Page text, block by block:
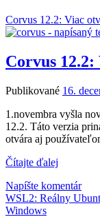
Corvus 12.2: Viac
Corvus
Publikované 16.
1.novembra vyšla
12.2. Táto verzia
otvára aj
Čítajte ďalej
Viac
otvorený
Napíšte komentár
WSL2: Reálny
Windows